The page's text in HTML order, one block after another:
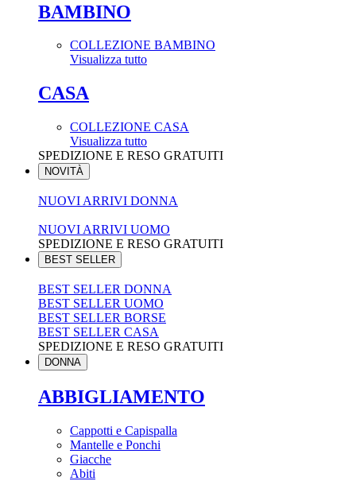
BAMBINO
COLLEZIONE BAMBINO
Visualizza tutto
CASA
COLLEZIONE CASA
Visualizza tutto
SPEDIZIONE E RESO GRATUITI
NOVITÀ
NUOVI ARRIVI DONNA
NUOVI ARRIVI UOMO
SPEDIZIONE E RESO GRATUITI
BEST SELLER
BEST SELLER DONNA
BEST SELLER UOMO
BEST SELLER BORSE
BEST SELLER CASA
SPEDIZIONE E RESO GRATUITI
DONNA
ABBIGLIAMENTO
Cappotti e Capispalla
Mantelle e Ponchi
Giacche
Abiti